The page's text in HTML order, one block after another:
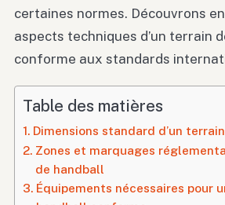
certaines normes. Découvrons
aspects techniques d’un terrain
conforme aux standards
Table des matières
Dimensions standard d’un
Zones et marquages
de handball
Équipements nécessaires pour